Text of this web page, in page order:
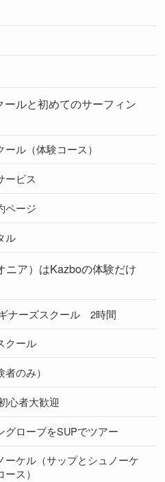
ルと初めてのサーフィン
ル（体験コース）
ービス
ページ
ル
ニア）はKazboの体験だけ
ナーズスクール 2時間
クール
のみ）
心者大歓迎
ローブをSUPでツアー
ーケル（サップとシュノーケ
ス）